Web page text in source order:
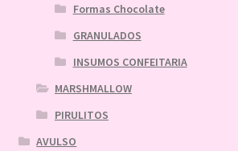
Formas Chocolate
GRANULADOS
INSUMOS CONFEITARIA
MARSHMALLOW
PIRULITOS
AVULSO